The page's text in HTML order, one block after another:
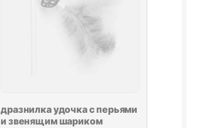
дразнилка удочка с перьями
и звенящим шариком